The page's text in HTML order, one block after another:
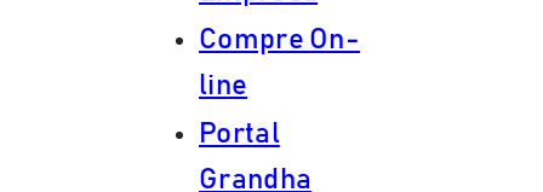
Compre On-
line
Portal
Grandha